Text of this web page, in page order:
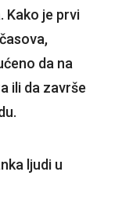
Kako je prvi
da na
ili da završe
ljudi u